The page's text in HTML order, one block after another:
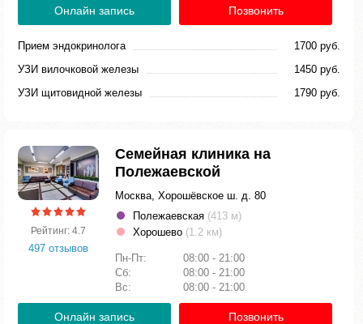
Онлайн запись Позвонить
Прием эндокринолога
1700 руб.
УЗИ вилочковой железы
1450 руб.
УЗИ щитовидной железы
1790 руб.
Рейтинг: 4.7
497 отзывов
Семейная клиника на
Полежаевской
Москва, Хорошёвское ш. д. 80
Полежаевская (413 м)
Хорошево (1.2 км)
Пн-Пт:
08:00 - 21:00
Сб:
08:00 - 21:00
Вс:
08:00 - 21:00
Онлайн запись Позвонить